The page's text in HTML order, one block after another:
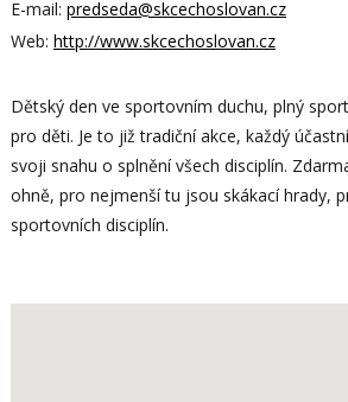
E-mail: predseda@skcechoslovan.cz
Web: http://www.skcechoslovan.cz
Dětský den ve sportovním duchu, plný
pro děti. Je to již tradiční akce, každý
svoji snahu o splnění všech disciplín.
ohně, pro nejmenší tu jsou skákací hrady,
sportovních disciplín.